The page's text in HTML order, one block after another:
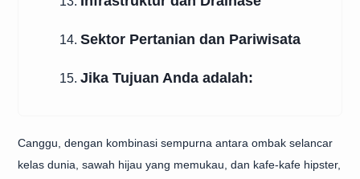
14. Sektor Pertanian dan Pariwisata
15. Jika Tujuan Anda adalah:
Canggu, dengan kombinasi sempurna antara ombak selancar
kelas dunia, sawah hijau yang memukau, dan kafe-kafe hipster,